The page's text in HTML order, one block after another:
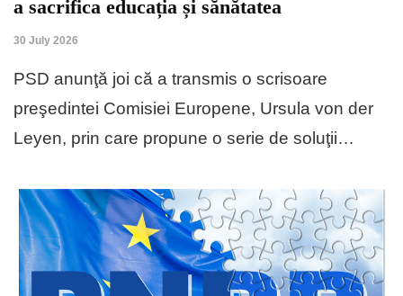
a sacrifica educația și sănătatea
30 July 2026
PSD anunţă joi că a transmis o scrisoare
preşedintei Comisiei Europene, Ursula von der
Leyen, prin care propune o serie de soluţii…